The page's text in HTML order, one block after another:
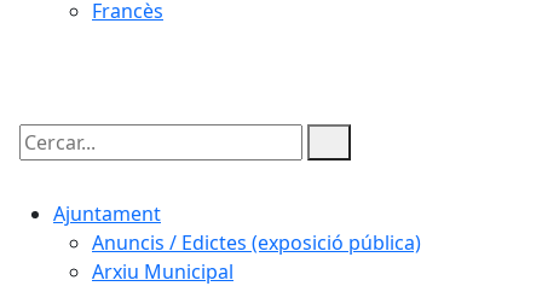
Francès
Cercar:
Ajuntament
Anuncis / Edictes (exposició pública)
Arxiu Municipal